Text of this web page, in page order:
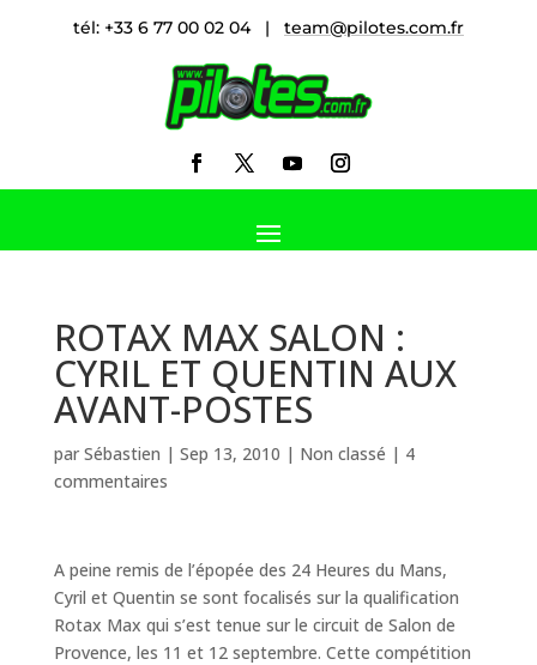
tél: +33 6 77 00 02 04 | team@pilotes.com.fr
ROTAX MAX SALON :
CYRIL ET QUENTIN AUX
AVANT-POSTES
par Sébastien | Sep 13, 2010 | Non classé | 4
commentaires
A peine remis de l’épopée des 24 Heures du Mans,
Cyril et Quentin se sont focalisés sur la qualification
Rotax Max qui s’est tenue sur le circuit de Salon de
Provence, les 11 et 12 septembre. Cette compétition